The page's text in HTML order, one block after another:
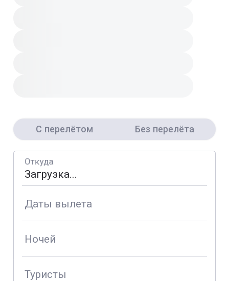
С перелётом Без перелёта
Откуда
Даты вылета
Ночей
Туристы